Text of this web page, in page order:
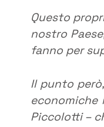
Questo
nostro
fanno per
Il punto
economiche
Piccolotti –